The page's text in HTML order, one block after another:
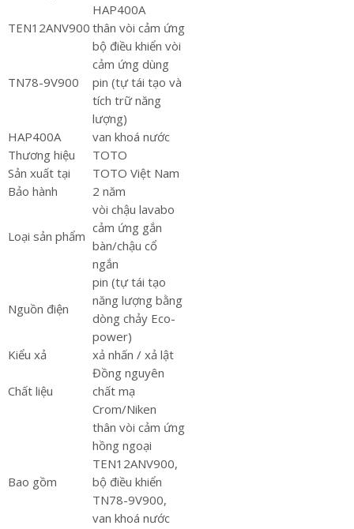
HAP400A
TEN12ANV900 thân vòi cảm ứng
TN78-9V900
bộ điều khiển vòi
cảm ứng dùng
pin (tự tái tạo và
tích trữ năng
lượng)
HAP400A
van khoá nước
Thương hiệu
TOTO
Sản xuất tại
TOTO Việt Nam
Bảo hành
2 năm
Loại sản phẩm
vòi chậu lavabo
cảm ứng gắn
bàn/chậu cổ
ngắn
Nguồn điện
pin (tự tái tạo
năng lượng bằng
dòng chảy Eco-
power)
Kiểu xả
xả nhấn / xả lật
Chất liệu
Đồng nguyên
chất mạ
Crom/Niken
Bao gồm
thân vòi cảm ứng
hồng ngoại
TEN12ANV900,
bộ điều khiển
TN78-9V900,
van khoá nước